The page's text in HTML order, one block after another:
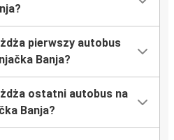
pierwszy autobus
Banja?
ostatni autobus na
Banja?